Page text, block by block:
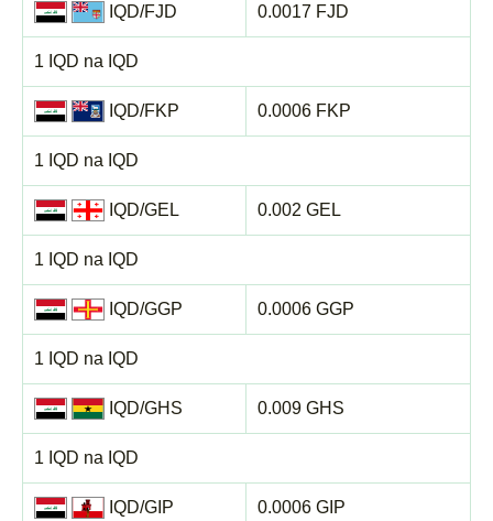
IQD/FJD
1 IQD na IQD
0.0017 FJD
IQD/FKP
1 IQD na IQD
0.0006 FKP
IQD/GEL
1 IQD na IQD
0.002 GEL
IQD/GGP
1 IQD na IQD
0.0006 GGP
IQD/GHS
1 IQD na IQD
0.009 GHS
IQD/GIP 0.0006 GIP